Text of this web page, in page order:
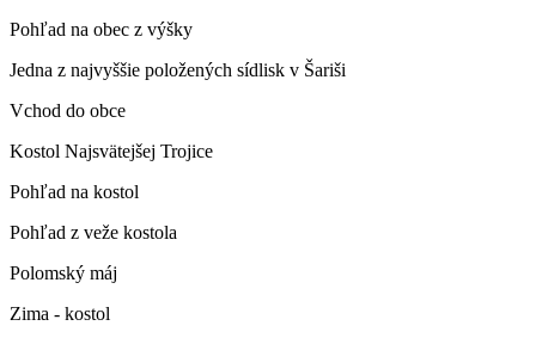
Pohľad na obec z výšky
Jedna z najvyššie položených sídlisk v Šariši
Vchod do obce
Kostol Najsvätejšej Trojice
Pohľad na kostol
Pohľad z veže kostola
Polomský máj
Zima - kostol